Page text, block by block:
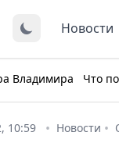
Новости
Владимира Что
10:59 Новости